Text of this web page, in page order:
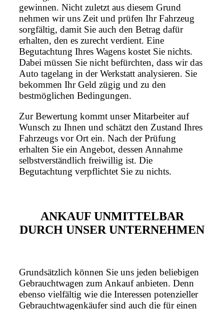
gewinnen. Nicht zuletzt aus diesem Grund
nehmen wir uns Zeit und prüfen Ihr Fahrzeug
sorgfältig, damit Sie auch den Betrag dafür
erhalten, den es zurecht verdient. Eine
Begutachtung Ihres Wagens kostet Sie nichts.
Dabei müssen Sie nicht befürchten, dass wir das
Auto tagelang in der Werkstatt analysieren. Sie
bekommen Ihr Geld zügig und zu den
bestmöglichen Bedingungen.
Zur Bewertung kommt unser Mitarbeiter auf
Wunsch zu Ihnen und schätzt den Zustand Ihres
Fahrzeugs vor Ort ein. Nach der Prüfung
erhalten Sie ein Angebot, dessen Annahme
selbstverständlich freiwillig ist. Die
Begutachtung verpflichtet Sie zu nichts.
ANKAUF UNMITTELBAR
DURCH UNSER UNTERNEHMEN
Grundsätzlich können Sie uns jeden beliebigen
Gebrauchtwagen zum Ankauf anbieten. Denn
ebenso vielfältig wie die Interessen potenzieller
Gebrauchtwagenkäufer sind auch die für einen